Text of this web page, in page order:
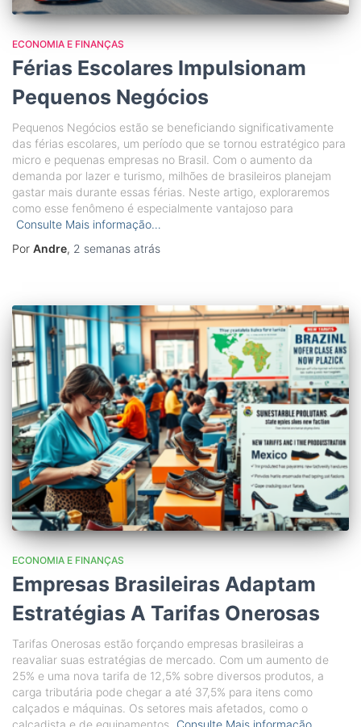
ECONOMIA E FINANÇAS
Férias Escolares Impulsionam
Pequenos Negócios
Pequenos Negócios estão se beneficiando significativamente
das férias escolares, um período que se tornou estratégico para
micro e pequenas empresas no Brasil. Com o aumento da
demanda por lazer e turismo, milhões de brasileiros planejam
gastar mais durante essas férias. Neste artigo, exploraremos
como esse fenômeno é especialmente vantajoso para
Consulte Mais informação…
Por Andre, 2 semanas atrás
ECONOMIA E FINANÇAS
Empresas Brasileiras Adaptam
Estratégias A Tarifas Onerosas
Tarifas Onerosas estão forçando empresas brasileiras a
reavaliar suas estratégias de mercado. Com um aumento de
25% e uma nova tarifa de 12,5% sobre diversos produtos, a
carga tributária pode chegar a até 37,5% para itens como
calçados e máquinas. Os setores mais afetados, como o
calçadista e de equipamentos, Consulte Mais informação…